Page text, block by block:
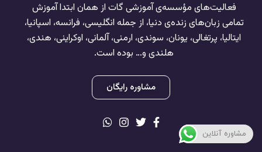
فعالیت‌های مؤسسه‌ی آموزشی گات از همان ابتدا آموزش
تمامی زبان‌های زنده‌ی دنیا، از جمله انگلیسی، فرانسه، اسپانیا،
ایتالیا، پرتغالی، یونان، سوندی، ارمنی، آلمانی، اوکراینی، هندی،
هلندی و… بوده است.
مشاوره رایگان
مشاوره آنلاین